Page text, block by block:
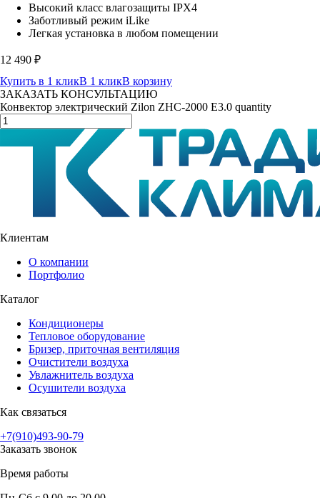
Высокий класс влагозащиты IPX4
Заботливый режим iLike
Легкая установка в любом помещении
12 490 ₽
Купить в 1 кликВ 1 кликВ корзину
ЗАКАЗАТЬ КОНСУЛЬТАЦИЮ
Конвектор электрический Zilon ZHC-2000 Е3.0 quantity
Клиентам
О компании
Портфолио
Каталог
Кондиционеры
Тепловое оборудование
Бризер, приточная вентиляция
Очистители воздуха
Увлажнитель воздуха
Осушители воздуха
Как связаться
+7(910)493-90-79
Заказать звонок
Время работы